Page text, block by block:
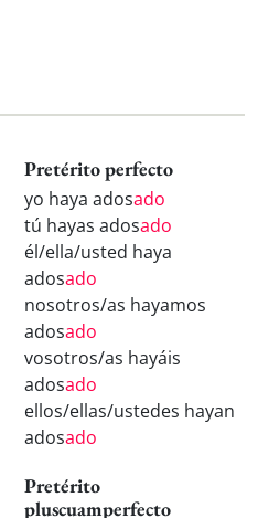
Pretérito perfecto
yo haya adosado
tú hayas adosado
él/ella/usted haya
adosado
nosotros/as hayamos
adosado
vosotros/as hayáis
adosado
ellos/ellas/ustedes hayan
adosado
Pretérito
pluscuamperfecto